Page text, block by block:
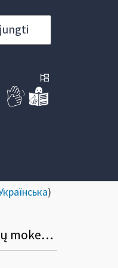
)
Kada gyventojas turi sumokėti skirtumą tarp privalomos sumokėti mokesčio sumos ir faktiškai sumokėtos pajamų mokesčio sumos, jeigu metinėje pajamų mokesčio deklaracijoje apskaičiuojamas minėtas skirtumas?